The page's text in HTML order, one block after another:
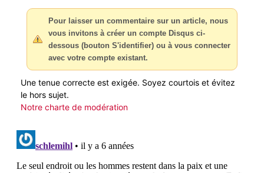
Pour laisser un commentaire sur un article, nous
vous invitons à créer un compte Disqus ci-
dessous (bouton S'identifier) ou à vous connecter
avec votre compte existant.
Une tenue correcte est exigée. Soyez courtois et évitez
le hors sujet.
Notre charte de modération